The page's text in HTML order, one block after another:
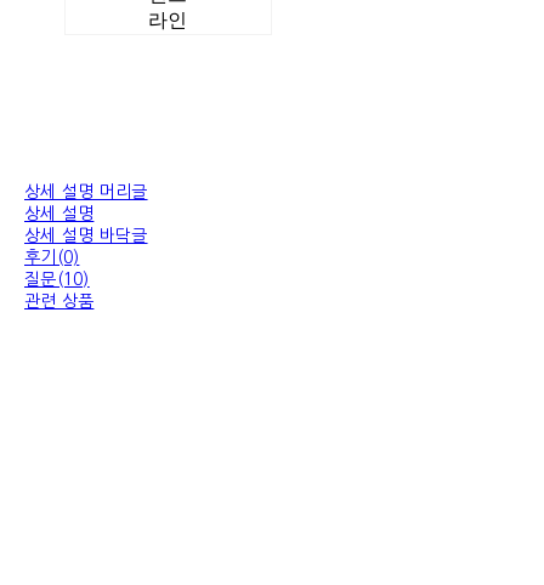
라인
상세 설명 머리글
상세 설명
상세 설명 바닥글
후기(0)
질문(10)
관련 상품